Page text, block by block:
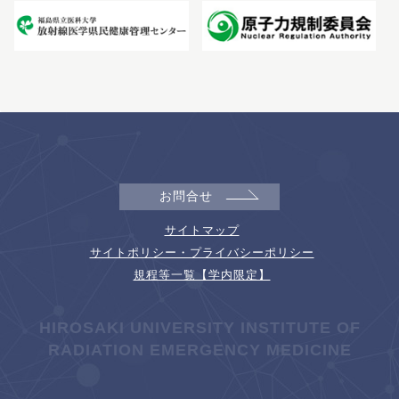
お問合せ
サイトマップ
サイトポリシー・プライバシーポリシー
規程等一覧【学内限定】
HIROSAKI UNIVERSITY INSTITUTE OF
RADIATION EMERGENCY MEDICINE